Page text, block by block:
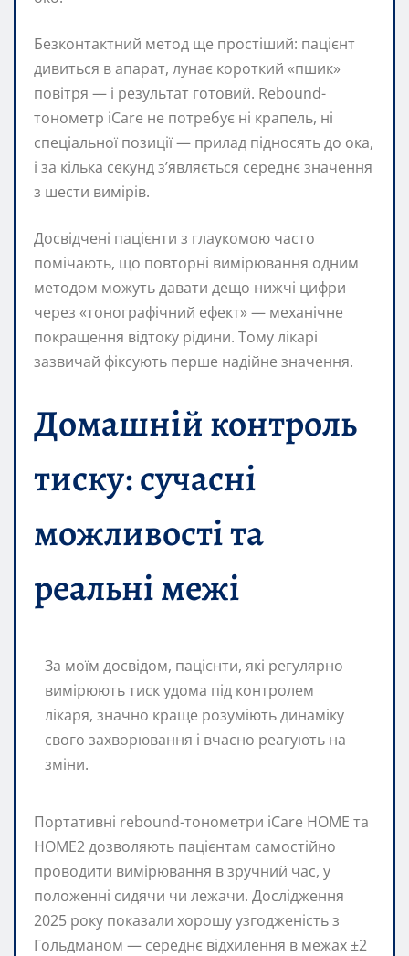
Безконтактний метод ще простіший: пацієнт
дивиться в апарат, лунає короткий «пшик»
повітря — і результат готовий. Rebound-
тонометр iCare не потребує ні крапель, ні
спеціальної позиції — прилад підносять до ока,
і за кілька секунд з’являється середнє значення
з шести вимірів.
Досвідчені пацієнти з глаукомою часто
помічають, що повторні вимірювання одним
методом можуть давати дещо нижчі цифри
через «тонографічний ефект» — механічне
покращення відтоку рідини. Тому лікарі
зазвичай фіксують перше надійне значення.
Домашній контроль
тиску: сучасні
можливості та
реальні межі
За моїм досвідом, пацієнти, які регулярно
вимірюють тиск удома під контролем
лікаря, значно краще розуміють динаміку
свого захворювання і вчасно реагують на
зміни.
Портативні rebound-тонометри iCare HOME та
HOME2 дозволяють пацієнтам самостійно
проводити вимірювання в зручний час, у
положенні сидячи чи лежачи. Дослідження
2025 року показали хорошу узгодженість з
Гольдманом — середнє відхилення в межах ±2